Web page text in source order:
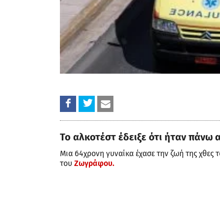
Το αλκοτέστ έδειξε ότι ήταν πάνω
Μια 64χρονη γυναίκα έχασε την ζωή της
του Ζωγράφου.